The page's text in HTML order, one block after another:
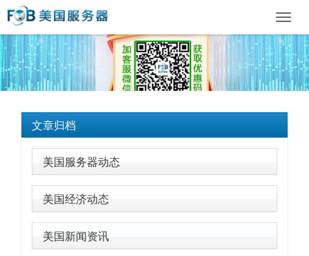
文章归档
美国服务器动态
美国经济动态
美国新闻资讯